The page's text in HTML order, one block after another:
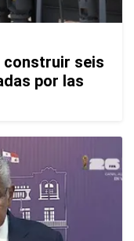
construir seis
por las